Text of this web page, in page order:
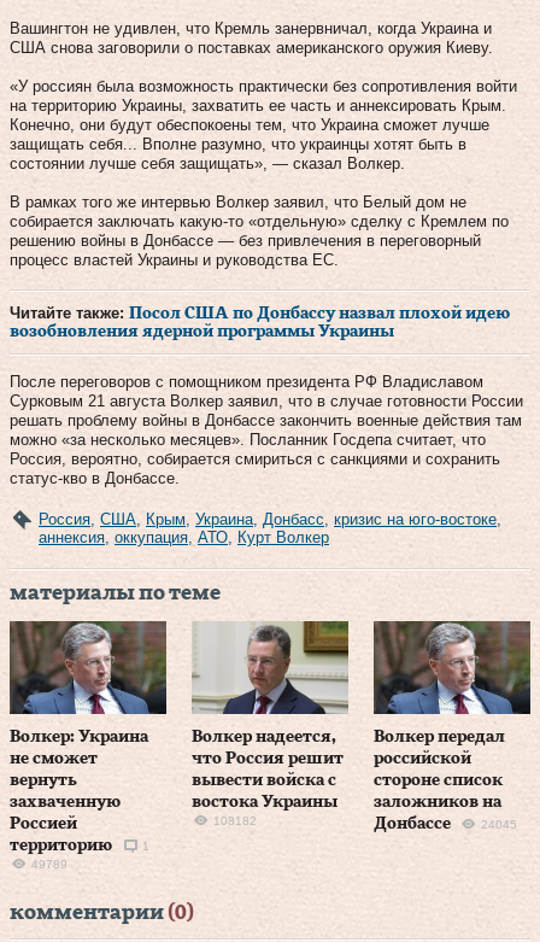
Вашингтон не удивлен, что Кремль занервничал, когда Украина и
США снова заговорили о поставках американского оружия Киеву.
«У россиян была возможность практически без сопротивления войти
на территорию Украины, захватить ее часть и аннексировать Крым.
Конечно, они будут обеспокоены тем, что Украина сможет лучше
защищать себя... Вполне разумно, что украинцы хотят быть в
состоянии лучше себя защищать», — сказал Волкер.
В рамках того же интервью Волкер заявил, что Белый дом не
собирается заключать какую-то «отдельную» сделку с Кремлем по
решению войны в Донбассе — без привлечения в переговорный
процесс властей Украины и руководства ЕС.
Читайте также: Посол США по Донбассу назвал плохой идею
возобновления ядерной программы Украины
После переговоров с помощником президента РФ Владиславом
Сурковым 21 августа Волкер заявил, что в случае готовности России
решать проблему войны в Донбассе закончить военные действия там
можно «за несколько месяцев». Посланник Госдепа считает, что
Россия, вероятно, собирается смириться с санкциями и сохранить
статус-кво в Донбассе.
Россия США Крым Украина Донбасс кризис на юго-востоке
аннексия оккупация АТО Курт Волкер
материалы по теме
Волкер: Украина
не сможет
вернуть
захваченную
Россией
территорию
1
49789
Волкер надеется,
что Россия решит
вывести войска с
востока Украины
108182
Волкер передал
российской
стороне список
заложников на
Донбассе
24045
комментарии (0)